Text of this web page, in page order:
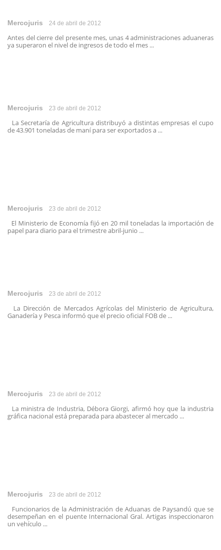
Mercojuris 24 de abril de 2012
Antes del cierre del presente mes, unas 4 administraciones aduaneras
ya superaron el nivel de ingresos de todo el mes ...
Mercojuris 23 de abril de 2012
La Secretaría de Agricultura distribuyó a distintas empresas el cupo
de 43.901 toneladas de maní para ser exportados a ...
Mercojuris 23 de abril de 2012
El Ministerio de Economía fijó en 20 mil toneladas la importación de
papel para diario para el trimestre abril-junio ...
Mercojuris 23 de abril de 2012
La Dirección de Mercados Agrícolas del Ministerio de Agricultura,
Ganadería y Pesca informó que el precio oficial FOB de ...
Mercojuris 23 de abril de 2012
La ministra de Industria, Débora Giorgi, afirmó hoy que la industria
gráfica nacional está preparada para abastecer al mercado ...
Mercojuris 23 de abril de 2012
Funcionarios de la Administración de Aduanas de Paysandú que se
desempeñan en el puente Internacional Gral. Artigas inspeccionaron
un vehículo ...